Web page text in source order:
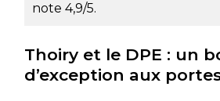
note 4,9/5.
Thoiry et le DPE : un
d’exception aux